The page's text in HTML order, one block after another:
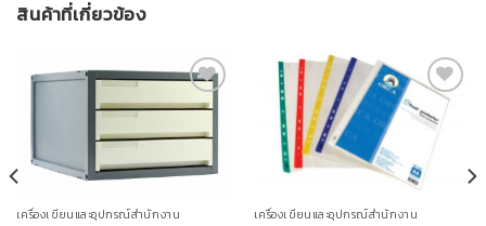
สินค้าที่เกี่ยวข้อง
สินค้า
ที่ชอบ
เครื่องเขียนและอุปกรณ์สำนักงาน
สินค้า
ที่ชอบ
เครื่องเขียนและอุปกรณ์สำนักงาน